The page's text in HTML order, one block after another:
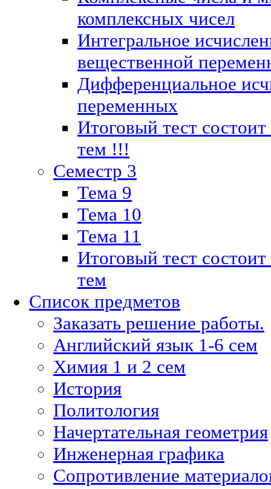
комплексных чисел
Интегральное
вещественной
Дифференциальное
переменных
Итоговый тест
тем !!!
Семестр 3
Тема 9
Тема 10
Тема 11
Итоговый тест
тем
Список предметов
Заказать решение работы.
Английский язык 1-6 сем
Химия 1 и 2 сем
История
Политология
Начертательная геометрия
Инженерная графика
Сопротивление